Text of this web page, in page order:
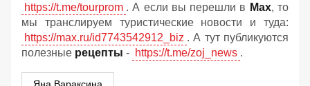
https://t.me/tourprom . А если вы перешли в Мах, то
мы транслируем туристические новости и туда:
https://max.ru/id7743542912_biz . А тут публикуются
полезные рецепты - https://t.me/zoj_news .
Яна Вараксина